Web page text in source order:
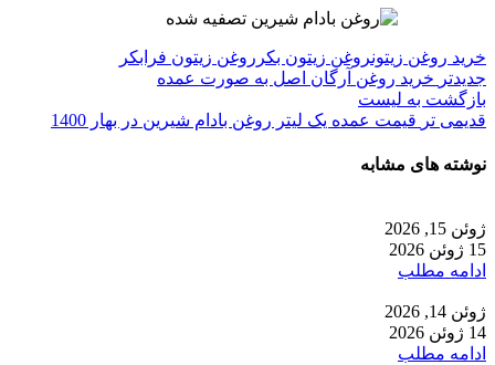
خرید روغن زیتونروغن زیتون بکر روغن زیتون فرابکر
جدیدتر خرید روغن آرگان اصل به صورت عمده
بازگشت به لیست
قدیمی تر قیمت عمده یک لیتر روغن بادام شیرین در بهار 1400
نوشته های مشابه
ژوئن 15, 2026
15 ژوئن 2026
ادامه مطلب
ژوئن 14, 2026
14 ژوئن 2026
ادامه مطلب